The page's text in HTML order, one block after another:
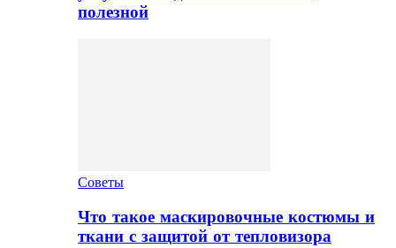
полезной
Советы
Что такое маскировочные костюмы и
ткани с защитой от тепловизора